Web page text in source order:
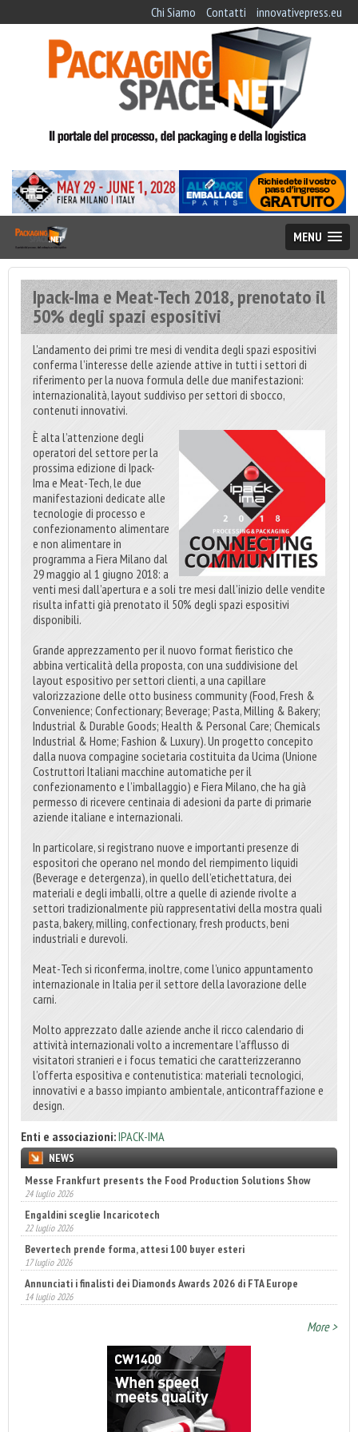
Chi Siamo Contatti innovativepress.eu
MENU
Ipack-Ima e Meat-Tech 2018, prenotato il
50% degli spazi espositivi
L'andamento dei primi tre mesi di vendita degli spazi espositivi
conferma l’interesse delle aziende attive in tutti i settori di
riferimento per la nuova formula delle due manifestazioni:
internazionalità, layout suddiviso per settori di sbocco,
contenuti innovativi.
È alta l’attenzione degli
operatori del settore per la
prossima edizione di Ipack-
Ima e Meat-Tech, le due
manifestazioni dedicate alle
tecnologie di processo e
confezionamento alimentare
e non alimentare in
programma a Fiera Milano dal
29 maggio al 1 giugno 2018: a
venti mesi dall’apertura e a soli tre mesi dall’inizio delle vendite
risulta infatti già prenotato il 50% degli spazi espositivi
disponibili.
Grande apprezzamento per il nuovo format fieristico che
abbina verticalità della proposta, con una suddivisione del
layout espositivo per settori clienti, a una capillare
valorizzazione delle otto business community (Food, Fresh &
Convenience; Confectionary; Beverage; Pasta, Milling & Bakery;
Industrial & Durable Goods; Health & Personal Care; Chemicals
Industrial & Home; Fashion & Luxury). Un progetto concepito
dalla nuova compagine societaria costituita da Ucima (Unione
Costruttori Italiani macchine automatiche per il
confezionamento e l’imballaggio) e Fiera Milano, che ha già
permesso di ricevere centinaia di adesioni da parte di primarie
aziende italiane e internazionali.
In particolare, si registrano nuove e importanti presenze di
espositori che operano nel mondo del riempimento liquidi
(Beverage e detergenza), in quello dell’etichettatura, dei
materiali e degli imballi, oltre a quelle di aziende rivolte a
settori tradizionalmente più rappresentativi della mostra quali
pasta, bakery, milling, confectionary, fresh products, beni
industriali e durevoli.
Meat-Tech si riconferma, inoltre, come l’unico appuntamento
internazionale in Italia per il settore della lavorazione delle
carni.
Molto apprezzato dalle aziende anche il ricco calendario di
attività internazionali volto a incrementare l’afflusso di
visitatori stranieri e i focus tematici che caratterizzeranno
l’offerta espositiva e contenutistica: materiali tecnologici,
innovativi e a basso impianto ambientale, anticontraffazione e
design.
Enti e associazioni:IPACK-IMA
NEWS
Messe Frankfurt presents the Food Production Solutions Show
24 luglio 2026
Engaldini sceglie Incaricotech
22 luglio 2026
Bevertech prende forma, attesi 100 buyer esteri
17 luglio 2026
Annunciati i finalisti dei Diamonds Awards 2026 di FTA Europe
14 luglio 2026
Fatturato record per l'industria cosmetica in Italia
10 luglio 2026
More >